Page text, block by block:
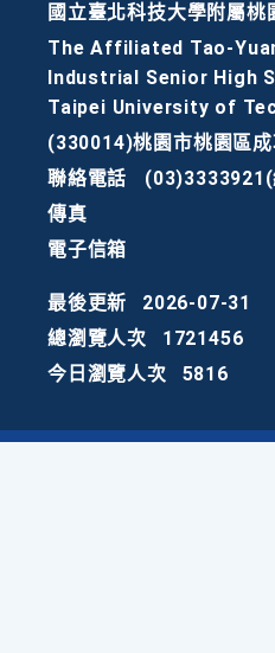
國立臺北科技大學附屬
The Affiliated Tao-
Industrial Senior High
Taipei University of
(330014)桃園市桃園區
聯絡電話
傳真
電子信箱
最後更新
2026-07-31
總瀏覽人次
1721456
今日瀏覽人次
5816